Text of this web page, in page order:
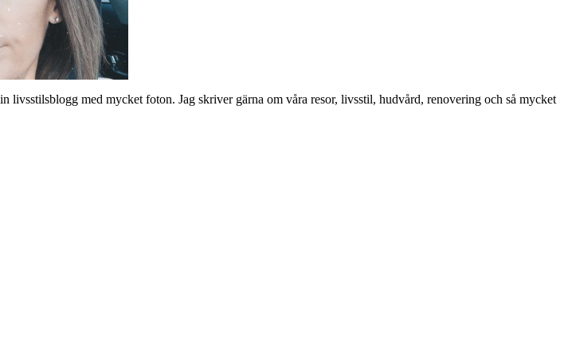
med mycket foton. Jag skriver gärna om våra resor, livsstil, hudvård, renovering och så mycket